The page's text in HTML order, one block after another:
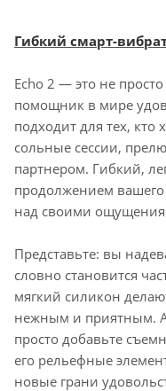
Гибкий смарт-
Echo 2 — это не
помощник в мире
подходит для тех, кто
сольные сессии,
партнером. Гибкий,
продолжением
над своими
Представьте: вы
словно становится
мягкий силикон
нежным и приятным. А
просто добавьте
его рельефные
новые грани